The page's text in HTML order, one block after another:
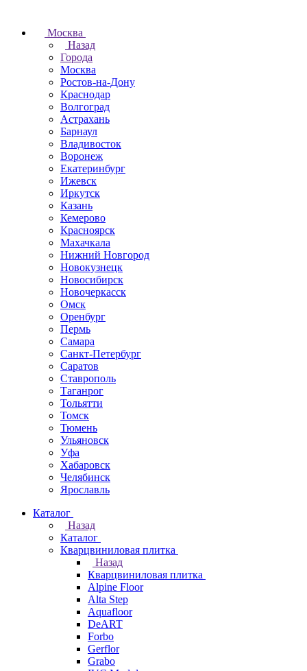
Москва
Назад
Города
Москва
Ростов-на-Дону
Краснодар
Волгоград
Астрахань
Барнаул
Владивосток
Воронеж
Екатеринбург
Ижевск
Иркутск
Казань
Кемерово
Красноярск
Махачкала
Нижний Новгород
Новокузнецк
Новосибирск
Новочеркаcск
Омск
Оренбург
Пермь
Самара
Санкт-Петербург
Саратов
Ставрополь
Таганрог
Тольятти
Томск
Тюмень
Ульяновск
Уфа
Хабаровск
Челябинск
Ярославль
Каталог
Назад
Каталог
Кварцвиниловая плитка
Назад
Кварцвиниловая плитка
Alpine Floor
Alta Step
Aquafloor
DeART
Forbo
Gerflor
Grabo